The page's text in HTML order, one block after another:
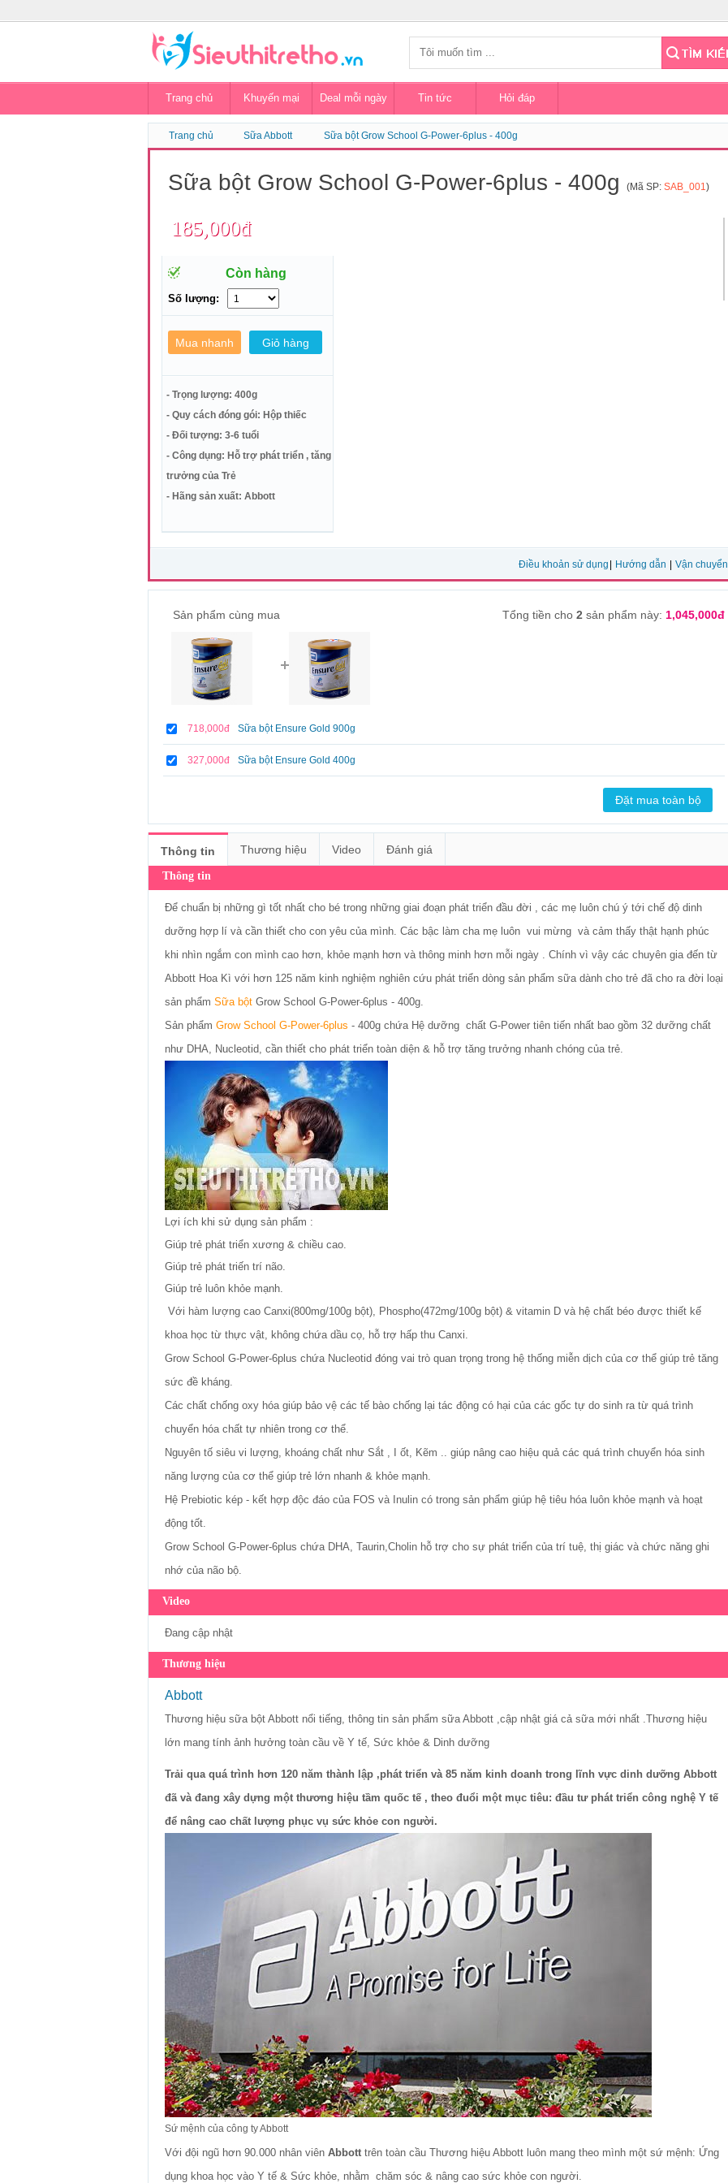
Trang chủ Khuyến mại Deal mỗi ngày Tin tức Hỏi đáp
Trang chủ Sữa Abbott Sữa bột Grow School G-Power-6plus - 400g
Sữa bột Grow School G-Power-6plus - 400g (Mã SP: SAB_001)
185,000đ
Còn hàng
Số lượng:
- Trọng lượng: 400g
- Quy cách đóng gói: Hộp thiếc
- Đối tượng: 3-6 tuổi
- Công dụng: Hỗ trợ phát triển , tăng
trưởng của Trẻ
- Hãng sản xuất: Abbott
Điều khoản sử dụng Hướng dẫn Vận chuyển
Sản phẩm cùng mua Tổng tiền cho 2 sản phẩm này: 1,045,000đ
718,000đ Sữa bột Ensure Gold 900g
327,000đ Sữa bột Ensure Gold 400g
Thông tin Thương hiệu Video Đánh giá
Thông tin
Để chuẩn bị những gì tốt nhất cho bé trong những giai đoạn phát triển đầu đời , các mẹ luôn chú ý tới chế độ dinh
dưỡng hợp lí và cần thiết cho con yêu của mình. Các bậc làm cha mẹ luôn vui mừng và cảm thấy thật hạnh phúc
khi nhìn ngắm con mình cao hơn, khỏe mạnh hơn và thông minh hơn mỗi ngày . Chính vì vậy các chuyên gia đến từ
Abbott Hoa Kì với hơn 125 năm kinh nghiệm nghiên cứu phát triển dòng sản phẩm sữa dành cho trẻ đã cho ra đời loại
sản phẩm Sữa bột Grow School G-Power-6plus - 400g.
Sản phẩm Grow School G-Power-6plus - 400g chứa Hệ dưỡng chất G-Power tiên tiến nhất bao gồm 32 dưỡng chất
như DHA, Nucleotid, cần thiết cho phát triển toàn diện & hỗ trợ tăng trưởng nhanh chóng của trẻ.
Lợi ích khi sử dụng sản phẩm :
Giúp trẻ phát triển xương & chiều cao.
Giúp trẻ phát triến trí não.
Giúp trẻ luôn khỏe mạnh.
Với hàm lượng cao Canxi(800mg/100g bột), Phospho(472mg/100g bột) & vitamin D và hệ chất béo được thiết kế
khoa học từ thực vật, không chứa dầu cọ, hỗ trợ hấp thu Canxi.
Grow School G-Power-6plus chứa Nucleotid đóng vai trò quan trọng trong hệ thống miễn dịch của cơ thể giúp trẻ tăng
sức đề kháng.
Các chất chống oxy hóa giúp bảo vệ các tế bào chống lại tác động có hại của các gốc tự do sinh ra từ quá trình
chuyển hóa chất tự nhiên trong cơ thể.
Nguyên tố siêu vi lượng, khoáng chất như Sắt , I ốt, Kẽm .. giúp nâng cao hiệu quả các quá trình chuyển hóa sinh
năng lượng của cơ thể giúp trẻ lớn nhanh & khỏe mạnh.
Hệ Prebiotic kép - kết hợp độc đáo của FOS và Inulin có trong sản phẩm giúp hệ tiêu hóa luôn khỏe mạnh và hoạt
động tốt.
Grow School G-Power-6plus chứa DHA, Taurin,Cholin hỗ trợ cho sự phát triển của trí tuệ, thị giác và chức năng ghi
nhớ của não bộ.
Video
Đang cập nhật
Thương hiệu
Abbott
Thương hiệu sữa bột Abbott nổi tiếng, thông tin sản phẩm sữa Abbott ,cập nhật giá cả sữa mới nhất .Thương hiệu
lớn mang tính ảnh hưởng toàn cầu về Y tế, Sức khỏe & Dinh dưỡng
Trải qua quá trình hơn 120 năm thành lập ,phát triển và 85 năm kinh doanh trong lĩnh vực dinh dưỡng Abbott
đã và đang xây dựng một thương hiệu tầm quốc tế , theo đuổi một mục tiêu: đầu tư phát triển công nghệ Y tế
để nâng cao chất lượng phục vụ sức khỏe con người.
Sứ mệnh của công ty Abbott
Với đội ngũ hơn 90.000 nhân viên Abbott trên toàn cầu Thương hiệu Abbott luôn mang theo mình một sứ mệnh: Ứng
dụng khoa học vào Y tế & Sức khỏe, nhằm chăm sóc & nâng cao sức khỏe con người.